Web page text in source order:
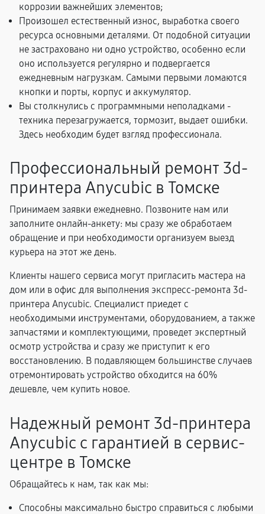
коррозии важнейших элементов;
Произошел естественный износ, выработка своего
ресурса основными деталями. От подобной ситуации
не застраховано ни одно устройство, особенно если
оно используется регулярно и подвергается
ежедневным нагрузкам. Самыми первыми ломаются
кнопки и порты, корпус и аккумулятор.
Вы столкнулись с программными неполадками -
техника перезагружается, тормозит, выдает ошибки.
Здесь необходим будет взгляд профессионала.
Профессиональный ремонт 3d-
принтера Anycubic в Томске
Принимаем заявки ежедневно. Позвоните нам или
заполните онлайн-анкету: мы сразу же обработаем
обращение и при необходимости организуем выезд
курьера на этот же день.
Клиенты нашего сервиса могут пригласить мастера на
дом или в офис для выполнения экспресс-ремонта 3d-
принтера Anycubic. Специалист приедет с
необходимыми инструментами, оборудованием, а также
запчастями и комплектующими, проведет экспертный
осмотр устройства и сразу же приступит к его
восстановлению. В подавляющем большинстве случаев
отремонтировать устройство обходится на 60%
дешевле, чем купить новое.
Надежный ремонт 3d-принтера
Anycubic с гарантией в сервис-
центре в Томске
Обращайтесь к нам, так как мы:
Способны максимально быстро справиться с любыми